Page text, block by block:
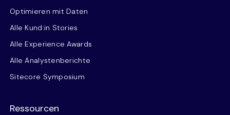
Optimieren mit Daten
Alle Kund:in Stories
Alle Experience Awards
Alle Analystenberichte
Sitecore Symposium
Ressourcen